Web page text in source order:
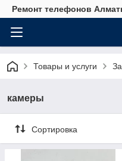
Ремонт телефонов
Товары и услуги
камеры
Сортировка